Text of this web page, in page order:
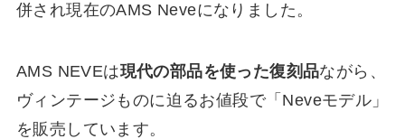
併され現在のAMS Neveになりました。
AMS NEVEは現代の部品を使った復刻品ながら、
ヴィンテージものに迫るお値段で「Neveモデル」
を販売しています。